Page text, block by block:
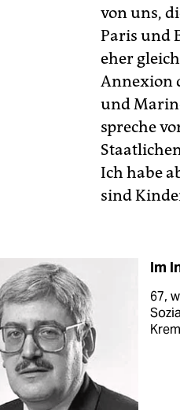
von uns,
Paris und
eher
Annexion
und
spreche
Ich habe
sind
Im
67,